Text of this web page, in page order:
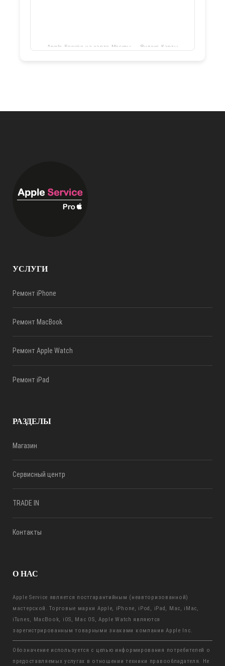
Apple Service на карте Москвы — Яндекс Карты
УСЛУГИ
Ремонт iPhone
Ремонт MacBook
Ремонт Apple Watch
Ремонт iPad
РАЗДЕЛЫ
Магазин
Сервисный центр
TRADE IN
Контакты
О НАС
Apple Service является постгарантийным (неавторизованной)
мастерской. Торговые марки Apple, iPhone, iPod, iPad, Mac, iMac,
iTunes, MacBook, iOS, Mac OS, Apple Watch являются
зарегистрированным товарными знаками компании Apple Inc.
Обозначение используется с целью информирования потребителей о
предоставляемых услугах в отношении техники правообладателя. Не